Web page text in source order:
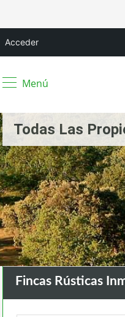
Acceder
Menú
Todas Las
Fincas Rústicas